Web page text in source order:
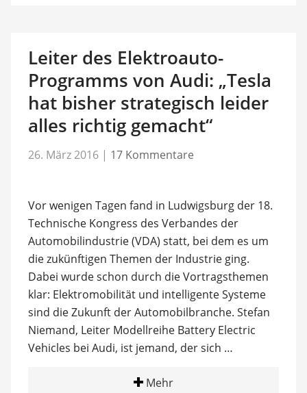
Leiter des Elektroauto-
Programms von Audi: „Tesla
hat bisher strategisch leider
alles richtig gemacht“
26. März 2016 | 17 Kommentare
Vor wenigen Tagen fand in Ludwigsburg der 18.
Technische Kongress des Verbandes der
Automobilindustrie (VDA) statt, bei dem es um
die zukünftigen Themen der Industrie ging.
Dabei wurde schon durch die Vortragsthemen
klar: Elektromobilität und intelligente Systeme
sind die Zukunft der Automobilbranche. Stefan
Niemand, Leiter Modellreihe Battery Electric
Vehicles bei Audi, ist jemand, der sich …
Mehr